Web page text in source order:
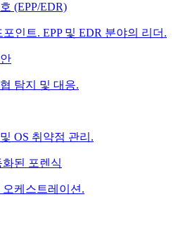
(EPP/EDR)
포인트. EPP 및 EDR 분야의 리더.
탐지 및 대응.
OS 취약점 관리.
된 포렌식
케스트레이션.